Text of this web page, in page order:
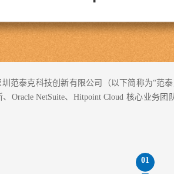
圳范泰克科技创新有限公司（以下简称为“范
Oracle NetSuite、Hitpoint Cloud 核心业务
01